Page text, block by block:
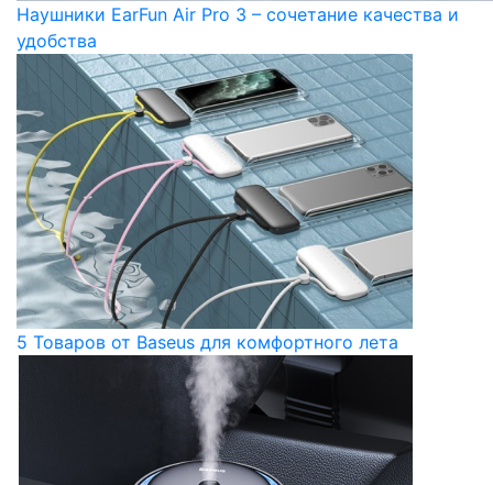
Наушники EarFun Air Pro 3 – сочетание качества и
удобства
5 Товаров от Baseus для комфортного лета